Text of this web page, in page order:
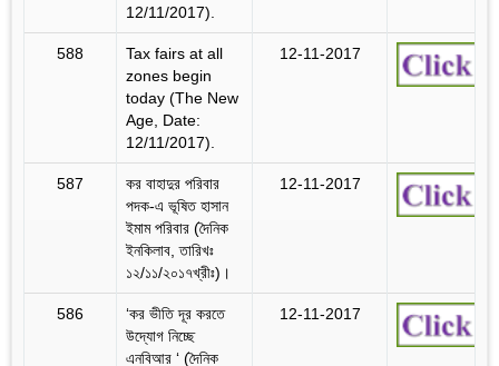
12/11/2017).
588
Tax fairs at all
zones begin
today (The New
Age, Date:
12/11/2017).
12-11-2017
587
কর বাহাদুর পরিবার
পদক-এ ভূষিত হাসান
ইমাম পরিবার (দৈনিক
ইনকিলাব, তারিখঃ
১২/১১/২০১৭খ্রীঃ)।
12-11-2017
586
‘কর ভীতি দূর করতে
উদ্যোগ নিচ্ছে
এনবিআর ‘ (দৈনিক
12-11-2017